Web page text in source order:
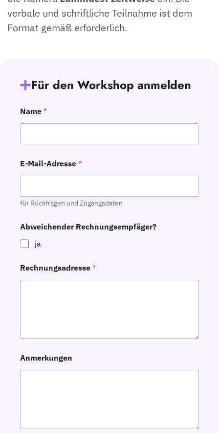
verbale und schriftliche Teilnahme ist dem
Format gemäß erforderlich.
Für den Workshop anmelden
Name *
E-Mail-Adresse *
für Rückfragen und Zugangsdaten
Abweichender Rechnungsempfäger?
ja
Rechnungsadresse *
Anmerkungen